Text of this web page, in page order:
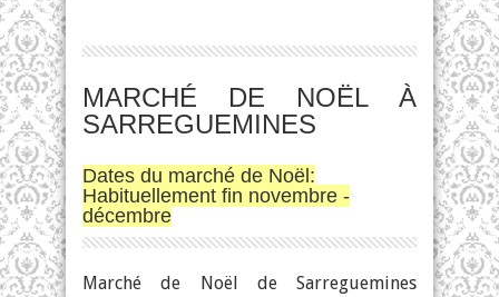
MARCHÉ DE NOËL À
SARREGUEMINES
Dates du marché de Noël:
Habituellement fin novembre -
décembre
Marché de Noël de Sarreguemines